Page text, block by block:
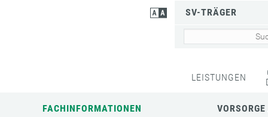
SV-TRÄGER
LEISTUNGEN
FACHINFORMATIONEN